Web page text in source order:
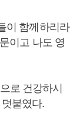
이 함께하리라
이고 나도 영
로 건강하시
붙였다.